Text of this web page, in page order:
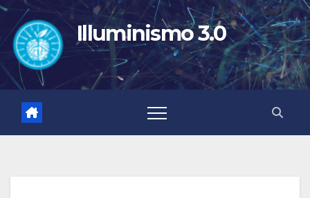
Salta
contenuto
Illuminismo 3.0